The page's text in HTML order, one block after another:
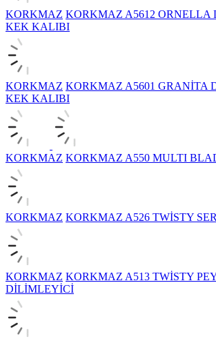
KORKMAZ KORKMAZ A5612
KEK KALIBI
KORKMAZ KORKMAZ A5601 GRANİTA
KEK KALIBI
KORKMAZ KORKMAZ A550 MULTI
KORKMAZ KORKMAZ A526 TWİSTY
KORKMAZ KORKMAZ A513 TWİSTY
DİLİMLEYİCİ